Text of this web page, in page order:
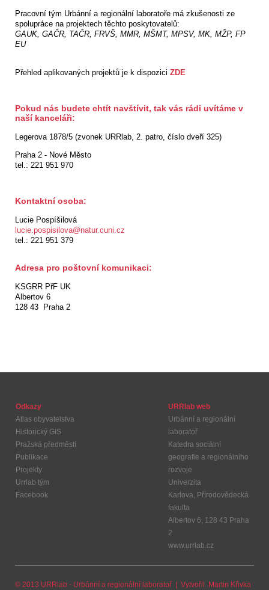
Pracovní tým Urbánní a regionální laboratoře má zkušenosti ze
spolupráce na projektech těchto poskytovatelů:
GAUK, GAČR, TAČR, FRVŠ, MMR, MŠMT, MPSV, MK, MŽP, FP
EU
Přehled aplikovaných projektů je k dispozici ZDE
Pokud nás budete chtít navštívit, tak vás rádi uvítáme v
naší kanceláři:
Legerova 1878/5 (zvonek URRlab, 2. patro, číslo dveří 325)
Praha 2 - Nové Město
tel.: 221 951 970
Kontaktní osoba:
Lucie Pospíšilová
lucie.pospisilova@natur.cuni.cz
tel.: 221 951 379
Adresa pro poštovní komunikaci:
KSGRR PřF UK
Albertov 6
128 43 Praha 2
Odkazy
Atlas obyvatelstva
Historický GIS
Pražská předměstí
Publikace
Projekty
Urrlab tým
Facebook
URRlab web
Urbánní a regionální
laboratoř
Katedra sociální
geografie a regionálního
rozvoje
Univerzita
Karlova, Přírodovědecká
fakulta
Albertov 6, 128 43 Praha
2
www.urrlab.cz
© 2013 URRlab - Urbánní a regionální laboratoř | Vytvořil Martin Křivka